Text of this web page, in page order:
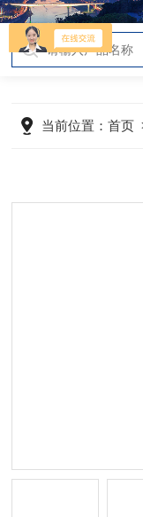
当前位置：首页